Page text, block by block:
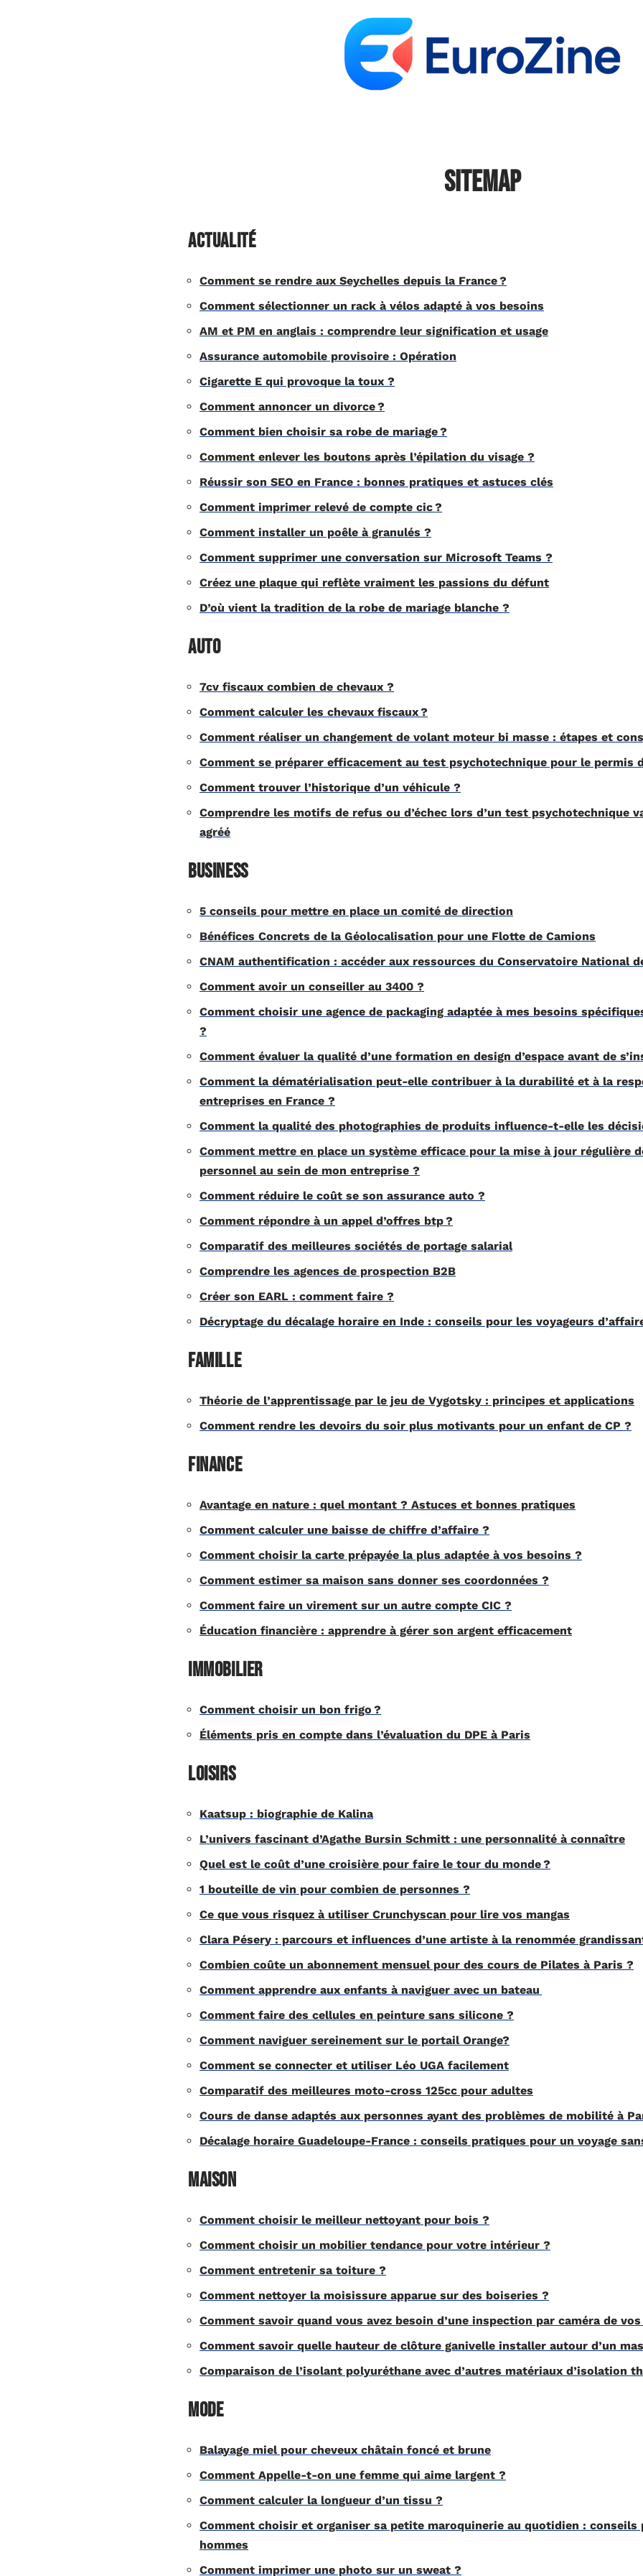
Sitemap
Actualité
Comment se rendre aux Seychelles depuis la France ?
Comment sélectionner un rack à vélos adapté à vos besoins
AM et PM en anglais : comprendre leur signification et usage
Assurance automobile provisoire : Opération
Cigarette E qui provoque la toux ?
Comment annoncer un divorce ?
Comment bien choisir sa robe de mariage ?
Comment enlever les boutons après l’épilation du visage ?
Réussir son SEO en France : bonnes pratiques et astuces clés
Comment imprimer relevé de compte cic ?
Comment installer un poêle à granulés ?
Comment supprimer une conversation sur Microsoft Teams ?
Créez une plaque qui reflète vraiment les passions du défunt
D’où vient la tradition de la robe de mariage blanche ?
Auto
7cv fiscaux combien de chevaux ?
Comment calculer les chevaux fiscaux ?
Comment réaliser un changement de volant moteur bi masse : étapes et
Comment se préparer efficacement au test psychotechnique pour le permis
Comment trouver l’historique d’un véhicule ?
Comprendre les motifs de refus ou d’échec lors d’un test psychotechnique
agréé
Business
5 conseils pour mettre en place un comité de direction
Bénéfices Concrets de la Géolocalisation pour une Flotte de Camions
CNAM authentification : accéder aux ressources du Conservatoire National
Comment avoir un conseiller au 3400 ?
Comment choisir une agence de packaging adaptée à mes besoins
?
Comment évaluer la qualité d’une formation en design d’espace avant de
Comment la dématérialisation peut-elle contribuer à la durabilité et à la
entreprises en France ?
Comment la qualité des photographies de produits influence-t-elle les
Comment mettre en place un système efficace pour la mise à jour régulière
personnel au sein de mon entreprise ?
Comment réduire le coût se son assurance auto ?
Comment répondre à un appel d’offres btp ?
Comparatif des meilleures sociétés de portage salarial
Comprendre les agences de prospection B2B
Créer son EARL : comment faire ?
Décryptage du décalage horaire en Inde : conseils pour les voyageurs
Famille
Théorie de l’apprentissage par le jeu de Vygotsky : principes et applications
Comment rendre les devoirs du soir plus motivants pour un enfant de CP ?
Finance
Avantage en nature : quel montant ? Astuces et bonnes pratiques
Comment calculer une baisse de chiffre d’affaire ?
Comment choisir la carte prépayée la plus adaptée à vos besoins ?
Comment estimer sa maison sans donner ses coordonnées ?
Comment faire un virement sur un autre compte CIC ?
Éducation financière : apprendre à gérer son argent efficacement
Immobilier
Comment choisir un bon frigo ?
Éléments pris en compte dans l’évaluation du DPE à Paris
Loisirs
Kaatsup : biographie de Kalina
L’univers fascinant d’Agathe Bursin Schmitt : une personnalité à connaître
Quel est le coût d’une croisière pour faire le tour du monde ?
1 bouteille de vin pour combien de personnes ?
Ce que vous risquez à utiliser Crunchyscan pour lire vos mangas
Clara Pésery : parcours et influences d’une artiste à la renommée
Combien coûte un abonnement mensuel pour des cours de Pilates à Paris ?
Comment apprendre aux enfants à naviguer avec un bateau
Comment faire des cellules en peinture sans silicone ?
Comment naviguer sereinement sur le portail Orange?
Comment se connecter et utiliser Léo UGA facilement
Comparatif des meilleures moto-cross 125cc pour adultes
Cours de danse adaptés aux personnes ayant des problèmes de mobilité à
Décalage horaire Guadeloupe-France : conseils pratiques pour un voyage
Maison
Comment choisir le meilleur nettoyant pour bois ?
Comment choisir un mobilier tendance pour votre intérieur ?
Comment entretenir sa toiture ?
Comment nettoyer la moisissure apparue sur des boiseries ?
Comment savoir quand vous avez besoin d’une inspection par caméra de
Comment savoir quelle hauteur de clôture ganivelle installer autour d’un
Comparaison de l’isolant polyuréthane avec d’autres matériaux d’isolation
Mode
Balayage miel pour cheveux châtain foncé et brune
Comment Appelle-t-on une femme qui aime largent ?
Comment calculer la longueur d’un tissu ?
Comment choisir et organiser sa petite maroquinerie au quotidien : conseils
hommes
Comment imprimer une photo sur un sweat ?